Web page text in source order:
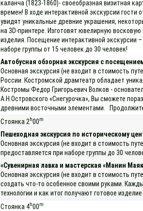
каланча (1823-1860)- своеобразная визитная
времен! В ходе интерактивной экскурсии
увидят уникальные древние украшения,
на 3D-принтере. Изготовят ювелирную
изделия. Посещение интерактивной экскурсии
наборе группы от 15 человек до 30 человек!
Автобусная обзорная экскурсия с
Основная экскурсия (не входит в стоимость
России. Костромской драмтеатр обладает
Костромы Федор Григорьевич Волков -
А.Н.Островского «Снегурочка», Вы сможете
древними восточными элементами.
Стоянка 2 h00m
Пешеходная экскурсия по историческому
Основная экскурсия (не входит в стоимость
предоставляется при наборе группы до 30
«Сувенирная лавка и мастерская «Манин
Основная экскурсия (не входит в стоимость
создать что-то особенное своими руками.
технологии и как итог получают готовое
Стоянка 4h00m